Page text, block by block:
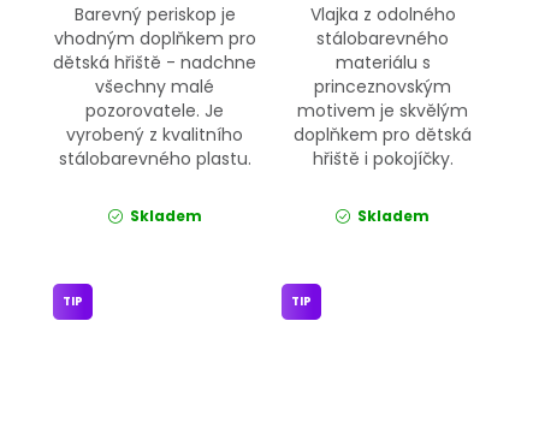
Barevný periskop je
vhodným doplňkem pro
dětská hřiště - nadchne
všechny malé
pozorovatele. Je
vyrobený z kvalitního
stálobarevného plastu.
Skladem
Vlajka z odolného
stálobarevného
materiálu s
princeznovským
motivem je skvělým
doplňkem pro dětská
hřiště i pokojíčky.
Skladem
TIP TIP